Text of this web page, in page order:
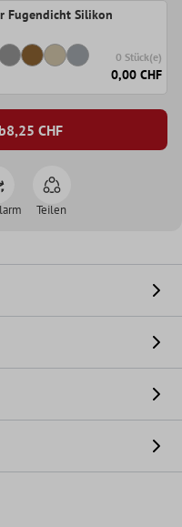
Fugendicht Silikon
0 Stück(e)
0,00 CHF
8,25 CHF
Teilen